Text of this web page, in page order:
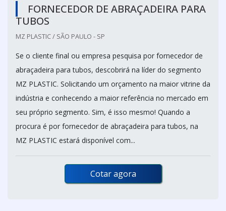
FORNECEDOR DE ABRAÇADEIRA PARA
TUBOS
MZ PLASTIC / SÃO PAULO - SP
Se o cliente final ou empresa pesquisa por fornecedor de
abraçadeira para tubos, descobrirá na líder do segmento
MZ PLASTIC. Solicitando um orçamento na maior vitrine da
indústria e conhecendo a maior referência no mercado em
seu próprio segmento. Sim, é isso mesmo! Quando a
procura é por fornecedor de abraçadeira para tubos, na
MZ PLASTIC estará disponível com...
Cotar agora